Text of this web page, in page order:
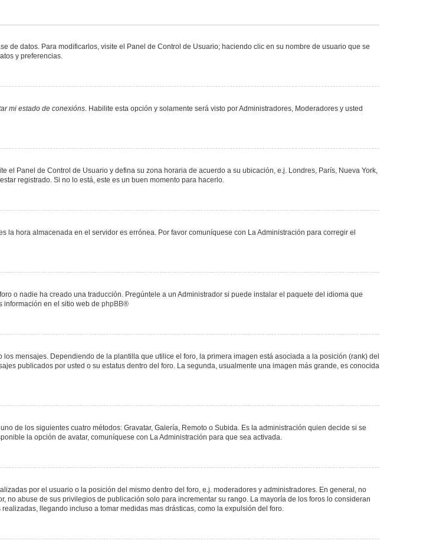
de datos. Para modificarlos, visite el Panel de Control de Usuario; haciendo clic en su nombre de usuario que se
y preferencias.
mi estado de conexións. Habilite esta opción y solamente será visto por Administradores, Moderadores y usted
el Panel de Control de Usuario y defina su zona horaria de acuerdo a su ubicación, e.j. Londres, París, Nueva York,
registrado. Si no lo está, este es un buen momento para hacerlo.
hora almacenada en el servidor es errónea. Por favor comuníquese con La Administración para corregir el
o nadie ha creado una traducción. Pregúntele a un Administrador si puede instalar el paquete del idioma que
información en el sitio web de phpBB®
mensajes. Dependiendo de la plantilla que utilice el foro, la primera imagen está asociada a la posición (rank) del
publicados por usted o su estatus dentro del foro. La segunda, usualmente una imagen más grande, es conocida
de los siguientes cuatro métodos: Gravatar, Galería, Remoto o Subida. Es la administración quien decide si se
la opción de avatar, comuníquese con La Administración para que sea activada.
por el usuario o la posición del mismo dentro del foro, e.j. moderadores y administradores. En general, no
abuse de sus privilegios de publicación solo para incrementar su rango. La mayoría de los foros lo consideran
llegando incluso a tomar medidas mas drásticas, como la expulsión del foro.